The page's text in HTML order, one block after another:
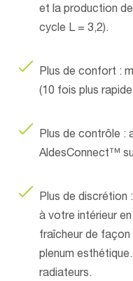
et la production de
cycle L = 3,2).
Plus de confort :
(10 fois plus
Plus de contrôle :
AldesConnect™
Plus de discrétion
à votre intérieur
fraîcheur de façon
plenum
radiateurs.